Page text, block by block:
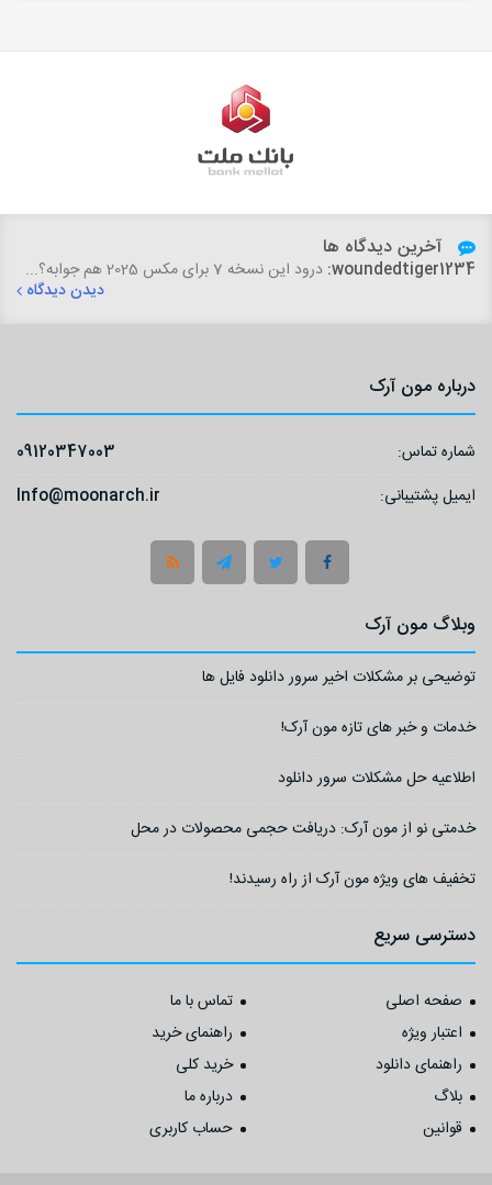
آخرین دیدگاه ها
woundedtiger1234: درود این نسخه 7 برای مکس 2025 هم جوابه؟...
دیدن دیدگاه
درباره مون آرک
شماره تماس:
09120347003
ایمیل پشتیبانی:
Info@moonarch.ir
وبلاگ مون آرک
توضیحی بر مشکلات اخیر سرور دانلود فایل ها
خدمات و خبر های تازه مون آرک!
اطلاعیه حل مشکلات سرور دانلود
خدمتی نو از مون آرک: دریافت حجمی محصولات در محل
تخفیف های ویژه مون آرک از راه رسیدند!
دسترسی سریع
صفحه اصلی
تماس با ما
اعتبار ویژه
راهنمای خرید
راهنمای دانلود
خرید کلی
بلاگ
درباره ما
قوانین
حساب کاربری